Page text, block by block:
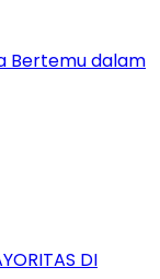
Bertemu dalam
DI